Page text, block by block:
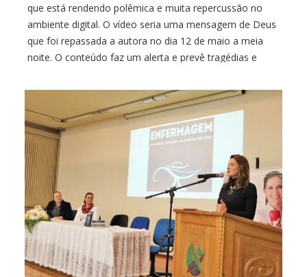
que está rendendo polêmica e muita repercussão no
ambiente digital. O vídeo seria uma mensagem de Deus
que foi repassada a autora no dia 12 de maio a meia
noite. O conteúdo faz um alerta e prevê tragédias e
[…]